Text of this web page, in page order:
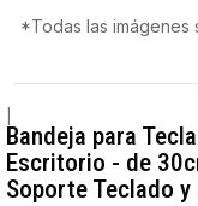
*Todas las imágenes
Bandeja para
Escritorio - de
Soporte Teclado y